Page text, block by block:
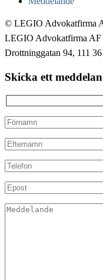
© LEGIO Advokatfirma
LEGIO Advokatfirma
Drottninggatan 94, 111
Skicka ett